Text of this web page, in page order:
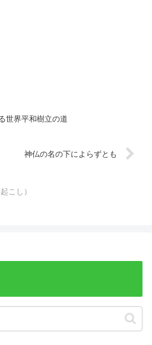
世界平和樹立の道
神仏の名の下によらずとも
こし）